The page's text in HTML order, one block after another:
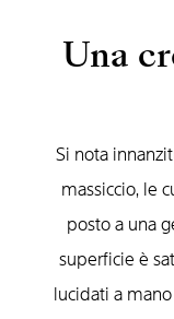
Una
Si nota
massiccio, le
posto a una
superficie è
lucidati a